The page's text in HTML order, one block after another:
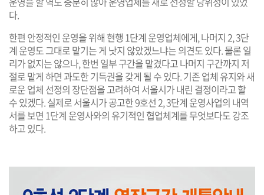
다.
한편 안정적인 운영을 위해 현행 1단계 운영업체에게, 나머지 2, 3단
계 운영도 그대로 맡기는 게 낫지 않았겠느냐는 의견도 있다. 물론 일
리가 없지는 않으나, 한번 일부 구간을 맡겼다고 나머지 구간까지 저
절로 맡게 하면 과도한 기득권을 갖게 될 수 있다. 기존 업체 유지와 새
로운 업체 선정의 장단점을 고려하여 서울시가 내린 결정이라고 할
수 있겠다. 실제로 서울시가 공고한 9호선 2, 3단계 운영사업의 내역
서를 보면 1단계 운영사와의 유기적인 협업체계를 무엇보다도 강조
하고 있다.